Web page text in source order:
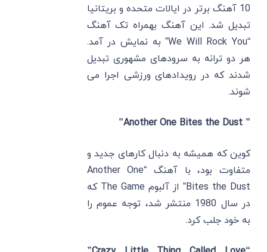
10 آهنگ برتر در ایالات متحده و بریتانیا
تبدیل شد. این آهنگ بهمراه تک آهنگ
“We Will Rock You” به نمایش در آمد.
هر دو ترانه به سرودهای مشهوری تبدیل
شدند که در رویدادهای ورزشی اجرا می
شوند.
” Another One Bites the Dust”
کوین که همیشه به دنبال کارهای جدید و
متفاوت بود، با آهنگ “Another One
Bites the Dust” از آلبوم The Game که
در سال 1980 منتشر شد، توجه عموم را
به خود جلب کرد.